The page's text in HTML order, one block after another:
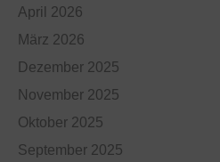
April 2026
März 2026
Dezember 2025
November 2025
Oktober 2025
September 2025